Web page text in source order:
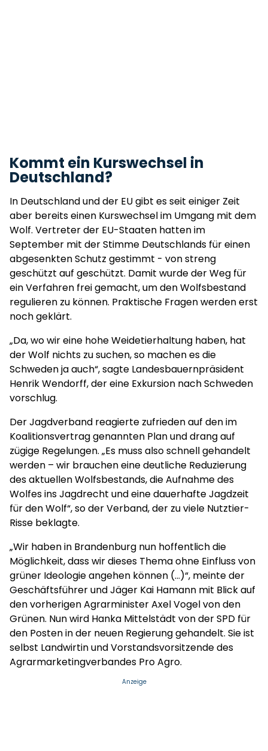
Kommt ein Kurswechsel in
Deutschland?
In Deutschland und der EU gibt es seit einiger Zeit
aber bereits einen Kurswechsel im Umgang mit dem
Wolf. Vertreter der EU-Staaten hatten im
September mit der Stimme Deutschlands für einen
abgesenkten Schutz gestimmt - von streng
geschützt auf geschützt. Damit wurde der Weg für
ein Verfahren frei gemacht, um den Wolfsbestand
regulieren zu können. Praktische Fragen werden erst
noch geklärt.
„Da, wo wir eine hohe Weidetierhaltung haben, hat
der Wolf nichts zu suchen, so machen es die
Schweden ja auch“, sagte Landesbauernpräsident
Henrik Wendorff, der eine Exkursion nach Schweden
vorschlug.
Der Jagdverband reagierte zufrieden auf den im
Koalitionsvertrag genannten Plan und drang auf
zügige Regelungen. „Es muss also schnell gehandelt
werden – wir brauchen eine deutliche Reduzierung
des aktuellen Wolfsbestands, die Aufnahme des
Wolfes ins Jagdrecht und eine dauerhafte Jagdzeit
für den Wolf“, so der Verband, der zu viele Nutztier-
Risse beklagte.
„Wir haben in Brandenburg nun hoffentlich die
Möglichkeit, dass wir dieses Thema ohne Einfluss von
grüner Ideologie angehen können (...)“, meinte der
Geschäftsführer und Jäger Kai Hamann mit Blick auf
den vorherigen Agrarminister Axel Vogel von den
Grünen. Nun wird Hanka Mittelstädt von der SPD für
den Posten in der neuen Regierung gehandelt. Sie ist
selbst Landwirtin und Vorstandsvorsitzende des
Agrarmarketingverbandes Pro Agro.
Anzeige